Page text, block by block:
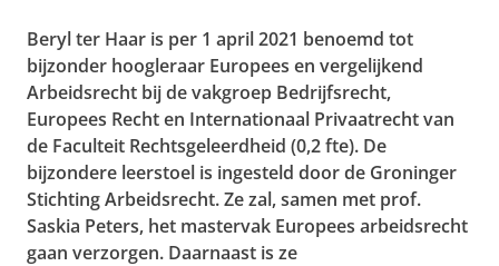
Beryl ter Haar is per 1 april 2021 benoemd tot
bijzonder hoogleraar Europees en vergelijkend
Arbeidsrecht bij de vakgroep Bedrijfsrecht,
Europees Recht en Internationaal Privaatrecht van
de Faculteit Rechtsgeleerdheid (0,2 fte). De
bijzondere leerstoel is ingesteld door de Groninger
Stichting Arbeidsrecht. Ze zal, samen met prof.
Saskia Peters, het mastervak Europees arbeidsrecht
gaan verzorgen. Daarnaast is ze